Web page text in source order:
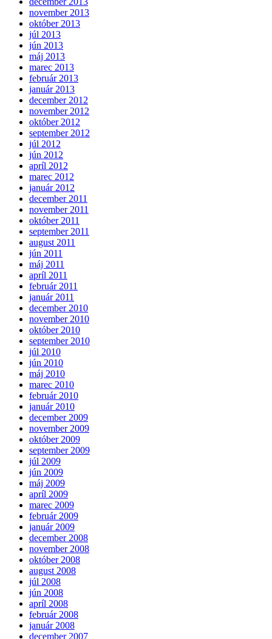
november 2013
október 2013
júl 2013
jún 2013
máj 2013
marec 2013
február 2013
január 2013
december 2012
november 2012
október 2012
september 2012
júl 2012
jún 2012
apríl 2012
marec 2012
január 2012
december 2011
november 2011
október 2011
september 2011
august 2011
jún 2011
máj 2011
apríl 2011
február 2011
január 2011
december 2010
november 2010
október 2010
september 2010
júl 2010
jún 2010
máj 2010
marec 2010
február 2010
január 2010
december 2009
november 2009
október 2009
september 2009
júl 2009
jún 2009
máj 2009
apríl 2009
marec 2009
február 2009
január 2009
december 2008
november 2008
október 2008
august 2008
júl 2008
jún 2008
apríl 2008
február 2008
január 2008
december 2007